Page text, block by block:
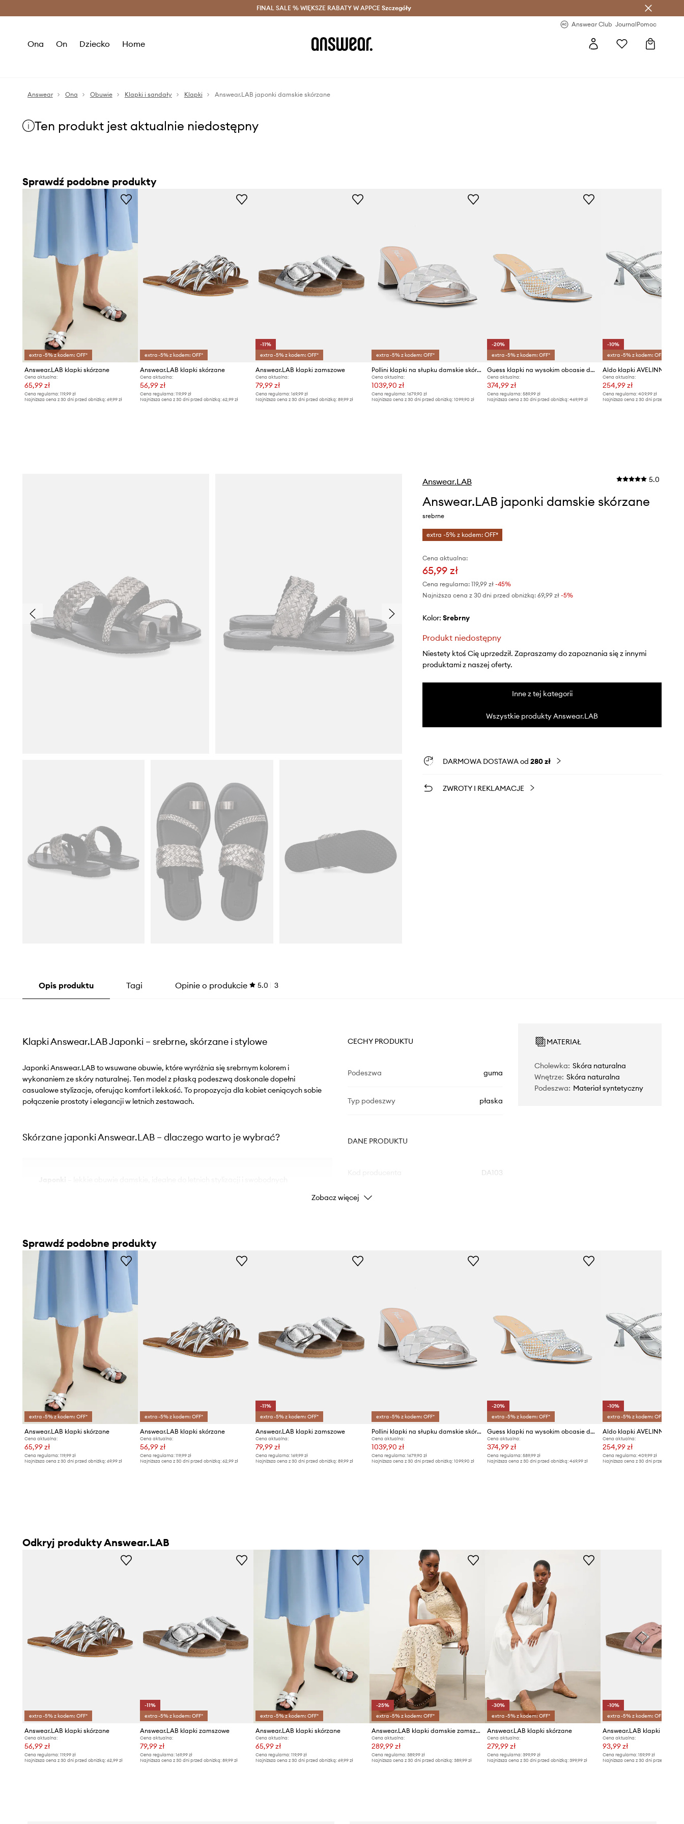
Oszczędzaj z Answear Club > Dostawa nawet w 24h >
FINAL SALE % WIĘKSZE RABATY W APPCE Szczegóły
Answear Club JournalPomoc
Ona On Dziecko Home
Answear Ona Obuwie Klapki i sandały Klapki Answear.LAB japonki damskie skórzane
Ten produkt jest aktualnie niedostępny
Sprawdź podobne produkty
extra -5% z kodem: OFF*
Answear.LAB klapki skórzane
Cena aktualna:
65,99 zł
Cena regularna: 119,99 zł
Najniższa cena z 30 dni przed obniżką: 69,99 zł
extra -5% z kodem: OFF*
Answear.LAB klapki skórzane
Cena aktualna:
56,99 zł
Cena regularna:119,99 zł
Najniższa cena z 30 dni przed obniżką:62,99 zł
-11%
extra -5% z kodem: OFF*
Answear.LAB klapki zamszowe
Cena aktualna:
79,99 zł
Cena regularna: 169,99 zł
Najniższa cena z 30 dni przed obniżką: 89,99 zł
extra -5% z kodem: OFF*
Pollini klapki na słupku damskie skórzane
Cena aktualna:
1039,90 zł
Cena regularna: 1679,90 zł
Najniższa cena z 30 dni przed obniżką: 1099,90 zł
-20%
extra -5% z kodem: OFF*
Guess klapki na wysokim obcasie damskie KEBBA2
Cena aktualna:
374,99 zł
Cena regularna:589,99 zł
Najniższa cena z 30 dni przed obniżką:469,99 zł
-10%
extra -5% z kodem: OFF*
Aldo klapki AVELINNE
Cena aktualna:
254,99 zł
Cena regularna: 409,99 zł
Najniższa cena z 30 dni przed obniżką:
Answear.LAB 5.0
Answear.LAB japonki damskie skórzane
srebrne
extra -5% z kodem: OFF*
Cena aktualna:
65,99 zł
Cena regularna: 119,99 zł-45%
Najniższa cena z 30 dni przed obniżką: 69,99 zł -5%
Kolor: srebrny
Produkt niedostępny
Niestety ktoś Cię uprzedził. Zapraszamy do zapoznania się z innymi
produktami z naszej oferty.
Inne z tej kategorii
Wszystkie produkty Answear.LAB
DARMOWA DOSTAWA od 280 zł
ZWROTY I REKLAMACJE
Opis produktu Tagi Opinie o produkcie 5.0 3
Klapki Answear.LAB Japonki – srebrne, skórzane i stylowe
Japonki Answear.LAB to wsuwane obuwie, które wyróżnia się srebrnym kolorem i
wykonaniem ze skóry naturalnej. Ten model z płaską podeszwą doskonale dopełni
casualowe stylizacje, oferując komfort i lekkość. To propozycja dla kobiet ceniących sobie
połączenie prostoty i elegancji w letnich zestawach.
Skórzane japonki Answear.LAB – dlaczego warto je wybrać?
Srebrny kolor– dodaje blasku i pozwala na łatwe dopasowanie do
różnorodnych ubrań
Podeszwa z gumy – wspomaga stabilność i trwałość podczas użytkowania
– oferuje komfort i swobodę ruchów przez cały dzień
Casualowy styl
– pasuje do wielu letnich okazji, od spacerów po spotkania ze
znajomymi
Wnętrze ze skóry naturalnej
Gładka faktura
innymi elementami garderoby
CECHY PRODUKTU
Podeszwa guma
Typ podeszwy płaska
DANE PRODUKTU
DA103
Kolor
Producent
MATERIAŁ
Cholewka: Skóra naturalna
Wnętrze: Skóra naturalna
Podeszwa: Materiał syntetyczny
Zobacz więcej
Sprawdź podobne produkty
extra -5% z kodem: OFF*
Answear.LAB klapki skórzane
Cena aktualna:
65,99 zł
Cena regularna: 119,99 zł
Najniższa cena z 30 dni przed obniżką: 69,99 zł
extra -5% z kodem: OFF*
Answear.LAB klapki skórzane
Cena aktualna:
56,99 zł
Cena regularna:119,99 zł
Najniższa cena z 30 dni przed obniżką:62,99 zł
-11%
extra -5% z kodem: OFF*
Answear.LAB klapki zamszowe
Cena aktualna:
79,99 zł
Cena regularna: 169,99 zł
Najniższa cena z 30 dni przed obniżką: 89,99 zł
extra -5% z kodem: OFF*
Pollini klapki na słupku damskie skórzane
Cena aktualna:
1039,90 zł
Cena regularna: 1679,90 zł
Najniższa cena z 30 dni przed obniżką: 1099,90 zł
-20%
extra -5% z kodem: OFF*
Guess klapki na wysokim obcasie damskie KEBBA2
Cena aktualna:
374,99 zł
Cena regularna:589,99 zł
Najniższa cena z 30 dni przed obniżką:469,99 zł
-10%
extra -5% z kodem: OFF*
Aldo klapki AVELINNE
Cena aktualna:
254,99 zł
Cena regularna: 409,99 zł
Najniższa cena z 30 dni przed obniżką:
Odkryj produkty Answear.LAB
extra -5% z kodem: OFF*
Answear.LAB klapki skórzane
Cena aktualna:
56,99 zł
Cena regularna: 119,99 zł
Najniższa cena z 30 dni przed obniżką: 62,99 zł
-11%
extra -5% z kodem: OFF*
Answear.LAB klapki zamszowe
Cena aktualna:
79,99 zł
Cena regularna:169,99 zł
Najniższa cena z 30 dni przed obniżką:89,99 zł
extra -5% z kodem: OFF*
Answear.LAB klapki skórzane
Cena aktualna:
65,99 zł
Cena regularna: 119,99 zł
Najniższa cena z 30 dni przed obniżką: 69,99 zł
-25%
extra -5% z kodem: OFF*
Answear.LAB klapki damskie zamszowe
Cena aktualna:
289,99 zł
Cena regularna: 389,99 zł
Najniższa cena z 30 dni przed obniżką: 389,99 zł
-30%
extra -5% z kodem: OFF*
Answear.LAB klapki skórzane
Cena aktualna:
279,99 zł
Cena regularna:399,99 zł
Najniższa cena z 30 dni przed obniżką:399,99 zł
-10%
extra -5% z kodem: OFF*
Answear.LAB klapki
Cena aktualna:
93,99 zł
Cena regularna: 159,99 zł
Najniższa cena z 30 dni przed obniżką: